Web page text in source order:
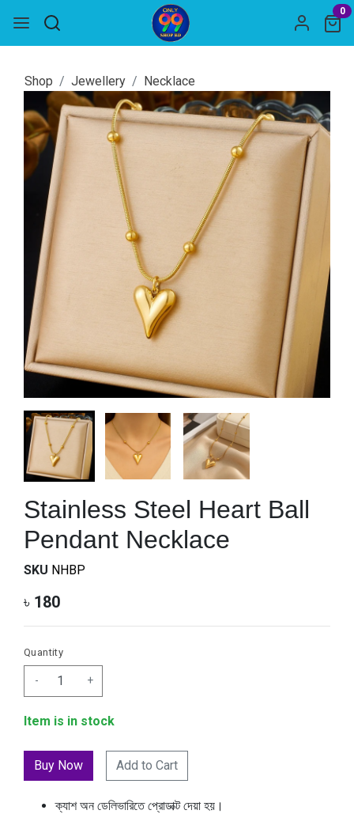
0
Shop Jewellery Necklace
Stainless Steel Heart Ball
Pendant Necklace
SKU NHBP
৳ 180
Quantity
- +
Item is in stock
Add to Cart
ক্যাশ অন ডেলিভারিতে প্রোডাক্ট দেয়া হয়।